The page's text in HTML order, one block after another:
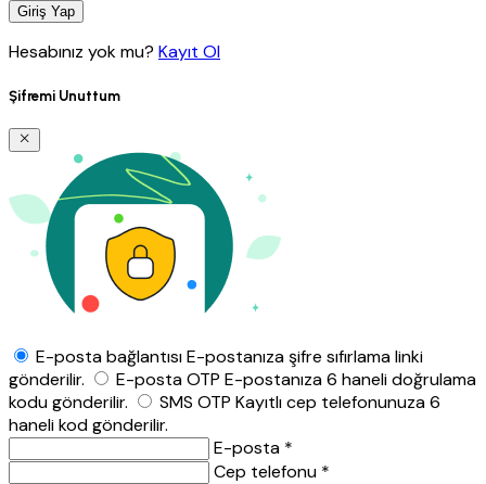
Giriş Yap
Hesabınız yok mu? Kayıt Ol
Şifremi Unuttum
E-posta bağlantısıE-postanıza şifre sıfırlama linki
gönderilir.
E-posta OTP E-postanıza 6 haneli doğrulama
kodu gönderilir.
SMS OTP Kayıtlı cep telefonunuza 6
haneli kod gönderilir.
E-posta *
Cep telefonu *